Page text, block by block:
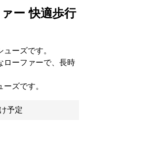
ー 快適歩行
ーズです。
ローファーで、長時
ズです。
予定